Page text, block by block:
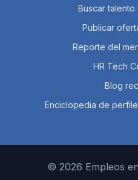
Buscar
Publicar
Reporte del
HR Tech
Blog
Enciclopedia de
© 2026 Empleos